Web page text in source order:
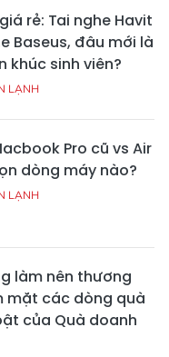
rẻ: Tai nghe Havit
Baseus, đâu mới là
khúc sinh viên?
LẠNH
Pro cũ vs Air
dòng máy nào?
LẠNH
làm nên thương
mặt các dòng quà
của Quà doanh